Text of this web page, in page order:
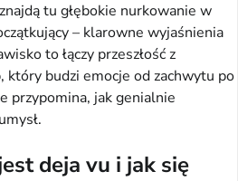
tu głębokie nurkowanie w
– klarowne wyjaśnienia
to łączy przeszłość z
który budzi emocje od zachwytu po
przypomina, jak genialnie
deja vu i jak się